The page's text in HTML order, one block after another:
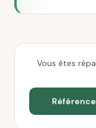
Vous êtes